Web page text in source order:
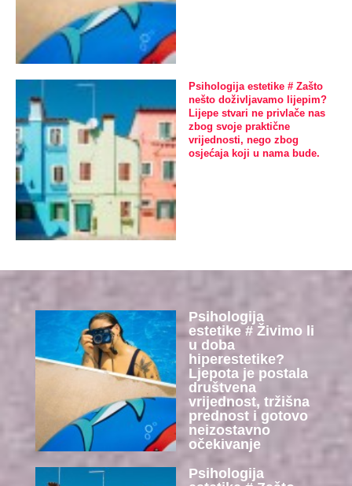
Psihologija estetike # Zašto
nešto doživljavamo lijepim?
Lijepe stvari ne privlače nas
zbog svoje praktične
vrijednosti, nego zbog
osjećaja koji u nama bude.
Psihologija
estetike # Živimo li
u doba
hiperestetike?
Ljepota je postala
društvena
vrijednost, tržišna
prednost i gotovo
neizostavno
očekivanje
Psihologija